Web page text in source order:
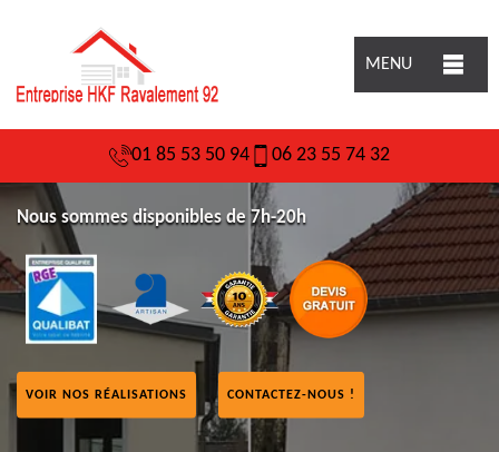
MENU
01 85 53 50 94 06 23 55 74 32
Nous sommes disponibles de 7h-20h
VOIR NOS RÉALISATIONS CONTACTEZ-NOUS !